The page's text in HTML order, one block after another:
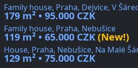
Family house, Praha, Dejvice, V
179 m² • 95.000 CZK
Family house, Praha, Nebušice
119 m² • 65.000 CZK(New!)
House, Praha, Nebušice, Na Malé
129 m² • 75.000 CZK